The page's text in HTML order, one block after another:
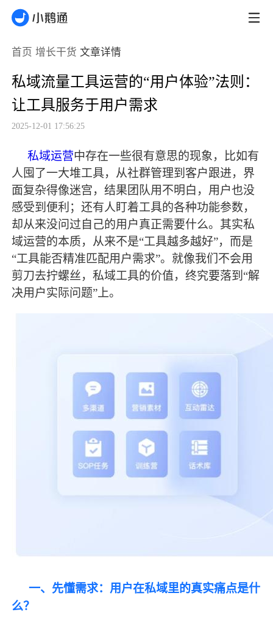
首页 增长干货 文章详情
私域流量工具运营的“用户体验”法则：
让工具服务于用户需求
2025-12-01 17:56:25
私域运营中存在一些很有意思的现象，比如有
人囤了一大堆工具，从社群管理到客户跟进，界
面复杂得像迷宫，结果团队用不明白，用户也没
感受到便利；还有人盯着工具的各种功能参数，
却从来没问过自己的用户真正需要什么。其实私
域运营的本质，从来不是“工具越多越好”，而是
“工具能否精准匹配用户需求”。就像我们不会用
剪刀去拧螺丝，私域工具的价值，终究要落到“解
决用户实际问题”上。
一、先懂需求：用户在私域里的真实痛点是什
么？